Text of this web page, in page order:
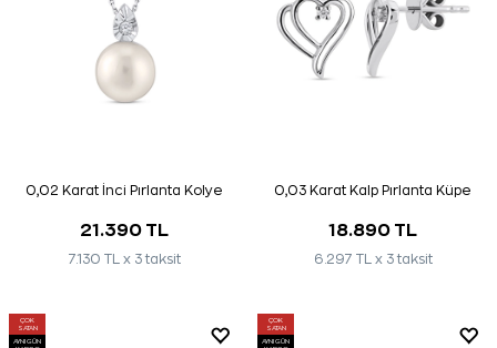
0,02 Karat İnci Pırlanta Kolye
21.390 TL
7.130 TL x 3 taksit
0,03 Karat Kalp Pırlanta Küpe
18.890 TL
6.297 TL x 3 taksit
ÇOK
SATAN
AYNI GÜN
ÇOK
SATAN
AYNI GÜN